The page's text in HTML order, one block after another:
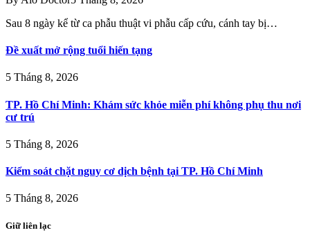
Sau 8 ngày kể từ ca phẫu thuật vi phẫu cấp cứu, cánh tay bị…
Đề xuất mở rộng tuổi hiến tạng
5 Tháng 8, 2026
TP. Hồ Chí Minh: Khám sức khỏe miễn phí không phụ thu nơi
cư trú
5 Tháng 8, 2026
Kiểm soát chặt nguy cơ dịch bệnh tại TP. Hồ Chí Minh
5 Tháng 8, 2026
Giữ liên lạc